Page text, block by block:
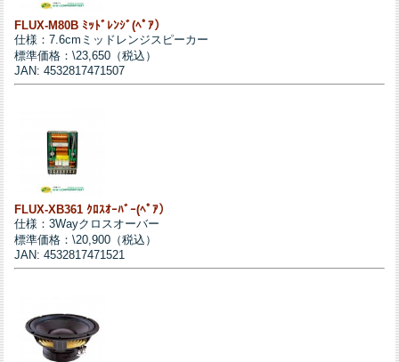
FLUX-M80B ﾐｯﾄﾞﾚﾝｼﾞ(ﾍﾟｱ）
仕様：7.6cmミッドレンジスピーカー
標準価格：\23,650（税込）
JAN: 4532817471507
FLUX-XB361 ｸﾛｽｵｰﾊﾞｰ(ﾍﾟｱ）
仕様：3Wayクロスオーバー
標準価格：\20,900（税込）
JAN: 4532817471521